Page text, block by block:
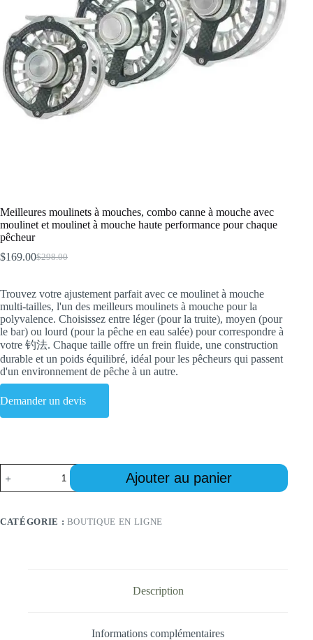
Meilleures moulinets à mouches, combo canne à mouche avec
moulinet et moulinet à mouche haute performance pour chaque
pêcheur
$298.00
Le
était :
$298.00.
$169.00Le
est :
$169.00.
Trouvez votre ajustement parfait avec ce moulinet à mouche
multi-tailles, l'un des meilleurs moulinets à mouche pour la
polyvalence. Choisissez entre léger (pour la truite), moyen (pour
le bar) ou lourd (pour la pêche en eau salée) pour correspondre à
votre 钓法. Chaque taille offre un frein fluide, une construction
durable et un poids équilibré, idéal pour les pêcheurs qui passent
d'un environnement de pêche à un autre.
Demander un devis
de
Best
Reels,
Fly
Ajouter au panier
CATÉGORIE : BOUTIQUE EN LIGNE
Description
Informations complémentaires